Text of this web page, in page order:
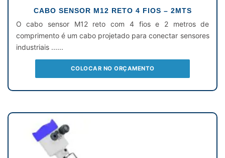
CABO SENSOR M12 RETO 4 FIOS – 2MTS
O cabo sensor M12 reto com 4 fios e 2 metros de
comprimento é um cabo projetado para conectar sensores
industriais ......
COLOCAR NO ORÇAMENTO